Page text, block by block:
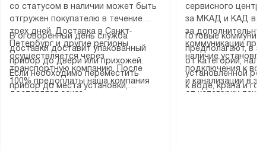
со статусом в наличии может быть
отгружен покупателю в течение
трех дней. Доставка в Санкт-
Петербург и другие регионы
осуществляется через
транспортную компанию. После
100% предоплаты наша компания
доставляет заказ
В оговоренный день служба
доставки доставит упакованный
прибор до двери или прихожей.
Если необходимо переместить
прибор до места установки,
сервисного
за МКАД и КАД
за
коммуникации
наличие
подключения к
и канализации в
от категории
Готовые
предполагают, в
от категории,
установленной
к воде, крана и